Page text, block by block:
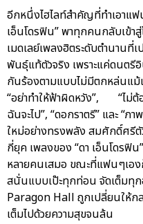
อีกหนึ่งไฮไลท์สำคัญที่ทำเอาแ
เอ็นโดรฟิน” พาทุกคนกลับเข้
เมดเลย์เพลงฮิตระดับตำนาน
พันธุ์แท้ตัวจริง เพราะแค่ดนต
กันร้องตามแบบไม่มีตกหล่นแม้แ
“อย่าทำให้ฟ้าผิดหวัง”, “ไม่ต้อ
ฉันจะไป”, “ดอกราตรี” และ “ภ
ใหม่อย่างทรงพลัง สมศักดิ์ศรีตั
กี่ยุค เพลงของ “ดา เอ็นโดรฟิ
หลายคนเสมอ ขณะที่แฟนๆเอ
สนั่นแบบเป๊ะทุกท่อน จัดเต็มทุ
Paragon Hall ถูกเปลี่ยนให้ก
เต็มไปด้วยความสุขจนล้น